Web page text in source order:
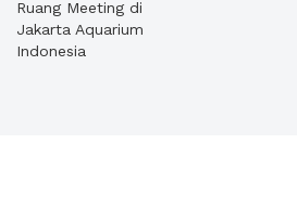
Ruang Meeting di
Jakarta Aquarium
Indonesia